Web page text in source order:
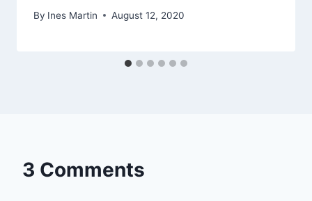
By Ines Martin August 12, 2020
3 Comments